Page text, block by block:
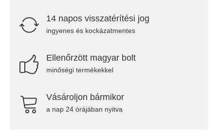
14 napos visszatérítési jog
ingyenes és kockázatmentes
Ellenőrzött magyar bolt
minőségi termékekkel
Vásároljon bármikor
a nap 24 órájában nyitva